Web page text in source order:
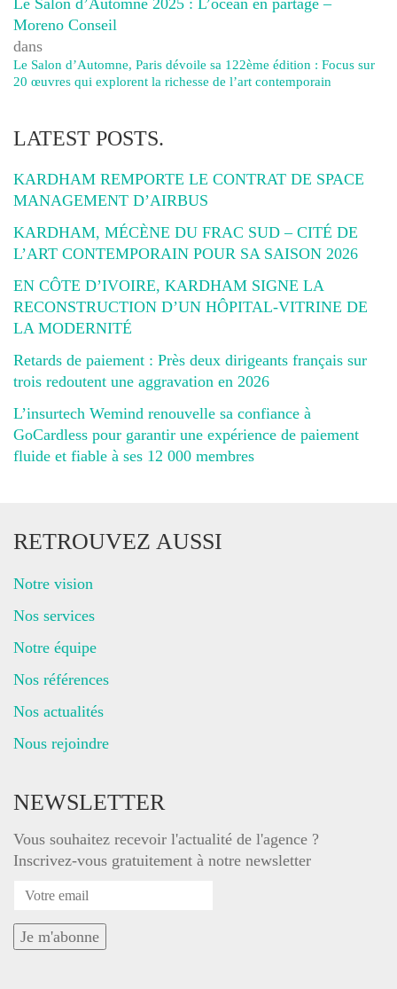
Le Salon d’Automne 2025 : L’océan en partage –
Moreno Conseil
dans
Le Salon d’Automne, Paris dévoile sa 122ème édition : Focus sur
20 œuvres qui explorent la richesse de l’art contemporain
LATEST POSTS.
KARDHAM REMPORTE LE CONTRAT DE SPACE
MANAGEMENT D’AIRBUS
KARDHAM, MÉCÈNE DU FRAC SUD – CITÉ DE
L’ART CONTEMPORAIN POUR SA SAISON 2026
EN CÔTE D’IVOIRE, KARDHAM SIGNE LA
RECONSTRUCTION D’UN HÔPITAL-VITRINE DE
LA MODERNITÉ
Retards de paiement : Près deux dirigeants français sur
trois redoutent une aggravation en 2026
L’insurtech Wemind renouvelle sa confiance à
GoCardless pour garantir une expérience de paiement
fluide et fiable à ses 12 000 membres
RETROUVEZ AUSSI
Notre vision
Nos services
Notre équipe
Nos références
Nos actualités
Nous rejoindre
NEWSLETTER
Vous souhaitez recevoir l'actualité de l'agence ?
Inscrivez-vous gratuitement à notre newsletter